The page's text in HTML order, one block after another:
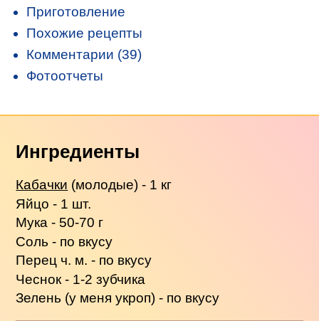
Приготовление
Похожие рецепты
Комментарии (39)
Фотоотчеты
Ингредиенты
Кабачки (молодые) - 1 кг
Яйцо - 1 шт.
Мука - 50-70 г
Соль - по вкусу
Перец ч. м. - по вкусу
Чеснок - 1-2 зубчика
Зелень (у меня укроп) - по вкусу